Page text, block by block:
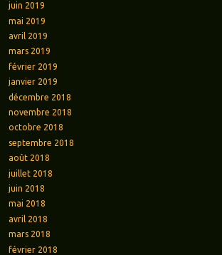
juin 2019
mai 2019
avril 2019
mars 2019
février 2019
janvier 2019
décembre 2018
novembre 2018
octobre 2018
septembre 2018
août 2018
juillet 2018
juin 2018
mai 2018
avril 2018
mars 2018
février 2018